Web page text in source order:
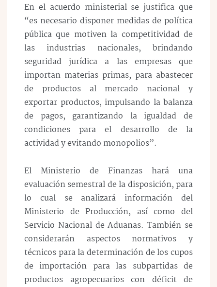
En el acuerdo ministerial se justifica que
“es necesario disponer medidas de política
pública que motiven la competitividad de
las industrias nacionales, brindando
seguridad jurídica a las empresas que
importan materias primas, para abastecer
de productos al mercado nacional y
exportar productos, impulsando la balanza
de pagos, garantizando la igualdad de
condiciones para el desarrollo de la
actividad y evitando monopolios”.
El Ministerio de Finanzas hará una
evaluación semestral de la disposición, para
lo cual se analizará información del
Ministerio de Producción, así como del
Servicio Nacional de Aduanas. También se
considerarán aspectos normativos y
técnicos para la determinación de los cupos
de importación para las subpartidas de
productos agropecuarios con déficit de